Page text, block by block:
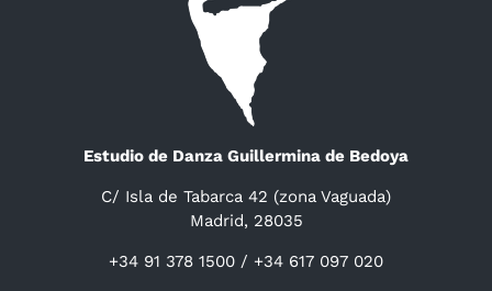
Estudio de Danza Guillermina de Bedoya
C/ Isla de Tabarca 42 (zona Vaguada)
Madrid, 28035
+34 91 378 1500 / +34 617 097 020